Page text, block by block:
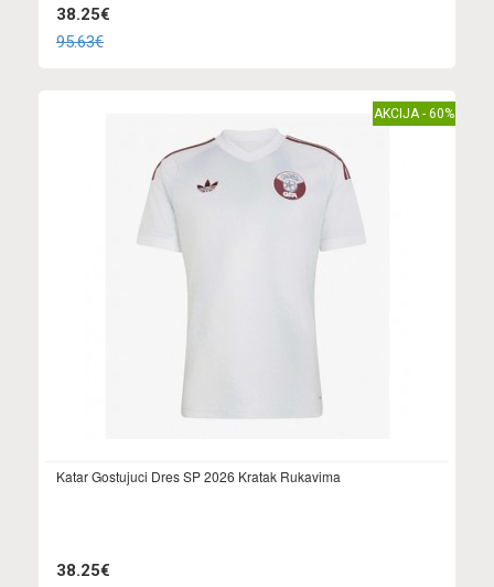
38.25€
95.63€
AKCIJA - 60%
Katar Gostujuci Dres SP 2026 Kratak Rukavima
38.25€